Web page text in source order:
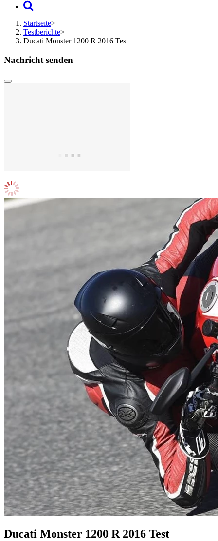
Startseite>
Testberichte>
Ducati Monster 1200 R 2016 Test
Nachricht senden
Ducati Monster 1200 R 2016 Test